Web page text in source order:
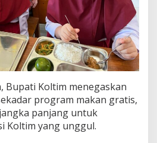
Bupati Koltim menegaskan
program makan gratis,
panjang untuk
Koltim yang unggul.